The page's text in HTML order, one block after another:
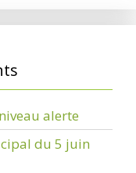
alerte
du 5 juin